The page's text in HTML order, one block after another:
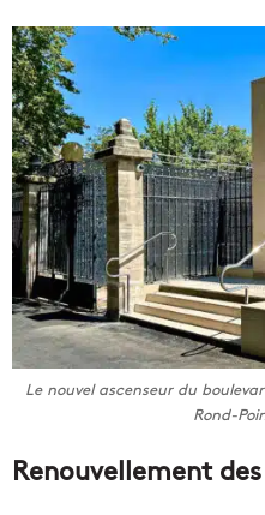
Le nouvel ascenseur du
Rond-
Renouvellement